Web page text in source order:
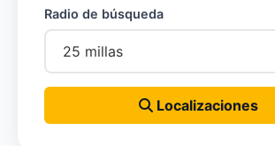
Radio de búsqueda
Localizaciones